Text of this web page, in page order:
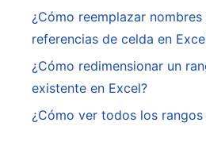
¿Cómo reemplazar
referencias de celda en
¿Cómo redimensionar un
existente en Excel?
¿Cómo ver todos los